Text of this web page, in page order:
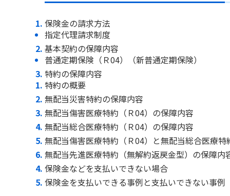
保険金の請求方法
指定代理請求制度
基本契約の保障内容
普通定期保険（Ｒ04）（新普通定期保険）
特約の保障内容
特約の概要
無配当災害特約の保障内容
無配当傷害医療特約（Ｒ04）の保障内容
無配当総合医療特約（Ｒ04）の保障内容
無配当傷害医療特約（Ｒ04）と無配当総合医療
無配当先進医療特約（無解約返戻金型）の保障内
保険金などを支払いできない場合
保険金を支払いできる事例と支払いできない事例